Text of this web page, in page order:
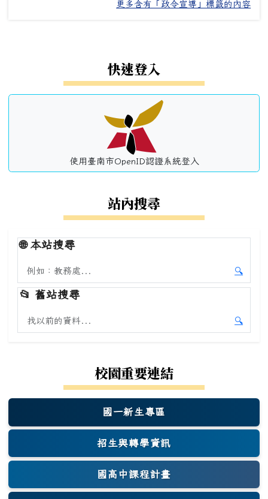
更多含有「政令宣導」標籤的內容
快速登入
使用臺南市OpenID認證系統登入
站內搜尋
🌐本站搜尋
搜尋本站內容
🔍
開始本
📂 舊站搜尋
搜尋舊站內容
🔍
開始舊
校園重要連結
國一新生專區
(另開新視窗)
招生與轉學資訊
國高中課程計畫